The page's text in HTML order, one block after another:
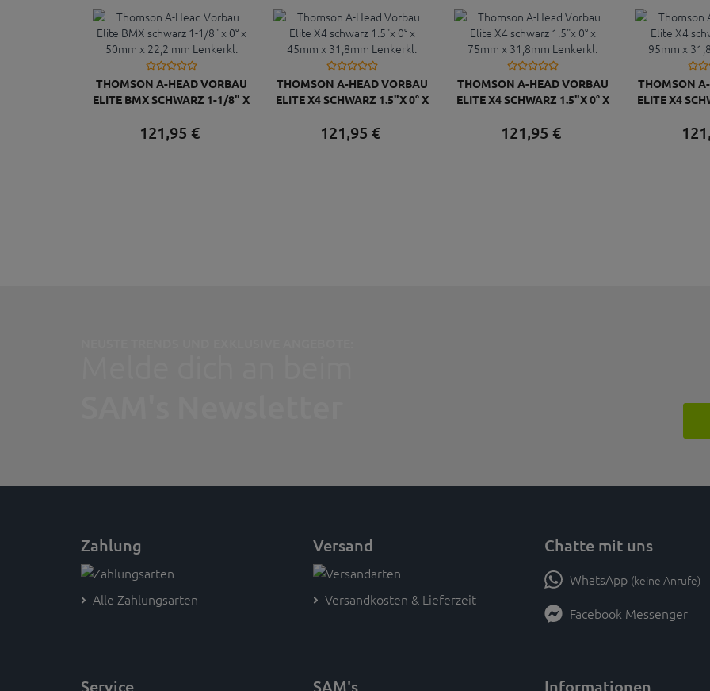
THOMSON A-HEAD VORBAU
ELITE BMX SCHWARZ 1-1/8" X
LENKERKL.
121,95 €
THOMSON A-HEAD VORBAU
ELITE X4 SCHWARZ 1.5"X 0° X
121,95 €
THOMSON A-HEAD VORBAU
ELITE X4 SCHWARZ 1.5"X 0° X
121,95 €
THOMSON
ELITE X4
Zahlung
Alle Zahlungsarten
Versand
Versandkosten & Lieferzeit
Chatte mit uns
WhatsApp (keine Anrufe)
Facebook Messenger
Service SAM's Informationen